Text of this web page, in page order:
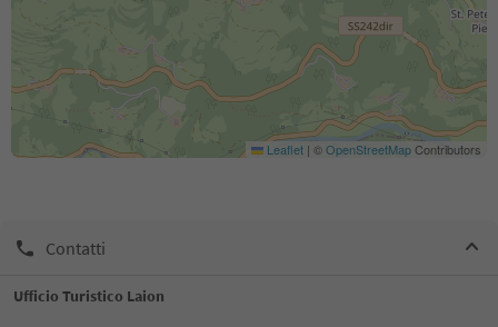
Leaflet | ©OpenStreetMapContributors
Contatti
Ufficio Turistico Laion